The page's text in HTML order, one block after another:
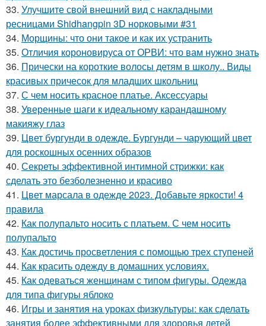
33. Улучшите свой внешний вид с накладными
ресницами Shidhangpin 3D норковыми #31
34. Морщины: что они такое и как их устранить
35. Отличия короновируса от ОРВИ: что вам нужно знать
36. Прически на короткие волосы детям в школу.. Виды
красивых причесок для младших школьниц
37. С чем носить красное платье. Аксессуары
38. Уверенные шаги к идеальному карандашному
макияжу глаз
39. Цвет бургунди в одежде. Бургунди – чарующий цвет
для роскошных осенних образов
40. Секреты эффективной интимной стрижки: как
сделать это безболезненно и красиво
41. Цвет марсала в одежде 2023. Добавьте яркости! 4
правила
42. Как полупальто носить с платьем. С чем носить
полупальто
43. Как достичь просветления с помощью трех ступеней
44. Как красить одежду в домашних условиях.
45. Как одеваться женщинам с типом фигуры. Одежда
для типа фигуры яблоко
46. Игры и занятия на уроках физкультуры: как сделать
занятия более эффективными для здоровья детей